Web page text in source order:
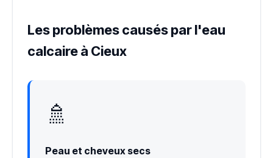
Les problèmes causés par l'eau
calcaire à Cieux
🚿
Peau et cheveux secs